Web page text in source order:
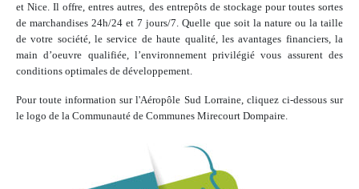
et Nice. Il offre, entres autres, des entrepôts de stockage pour toutes sortes
de marchandises 24h/24 et 7 jours/7. Quelle que soit la nature ou la taille
de votre société, le service de haute qualité, les avantages financiers, la
main d’oeuvre qualifiée, l’environnement privilégié vous assurent des
conditions optimales de développement.
Pour toute information sur l'Aéropôle Sud Lorraine, cliquez ci-dessous sur
le logo de la Communauté de Communes Mirecourt Dompaire.